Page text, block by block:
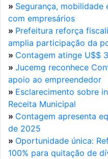
» Segurança,
com empresários
» Prefeitura reforça
amplia participação da
» Contagem atinge U$$
» Jucemg reconhece
apoio ao empreendedor
» Esclarecimento sobre
Receita Municipal
» Contagem apresenta
de 2025
» Oportunidade única:
100% para quitação de